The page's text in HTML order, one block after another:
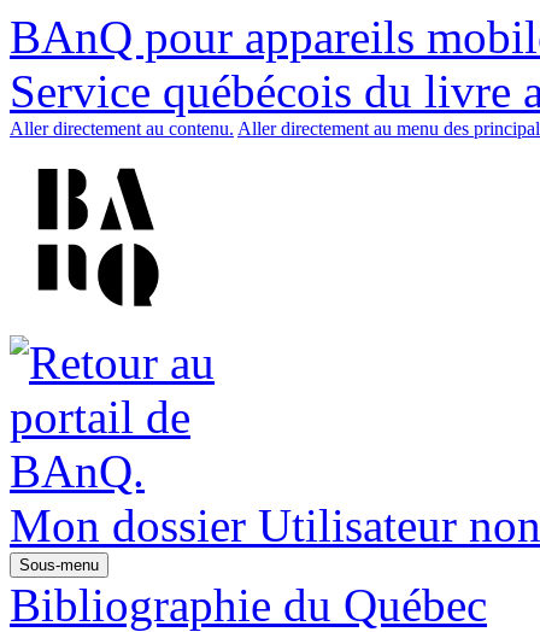
BAnQ pour appareils
Service québécois du livre
Aller directement au contenu. Aller directement au menu des
Mon dossier Utilisateur
Sous-menu
Bibliographie du Québec